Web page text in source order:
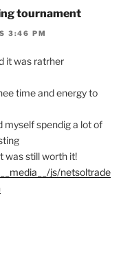
tournament
3:46 PM
it was ratrher
time and energy to
myself spendig a lot of
was still worth it!
js/netsoltrade